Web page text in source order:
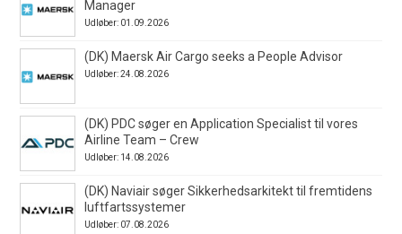
Manager
Udløber: 01.09.2026
(DK) Maersk Air Cargo seeks a People Advisor
Udløber: 24.08.2026
(DK) PDC søger en Application Specialist til vores
Airline Team – Crew
Udløber: 14.08.2026
(DK) Naviair søger Sikkerhedsarkitekt til fremtidens
luftfartssystemer
Udløber: 07.08.2026